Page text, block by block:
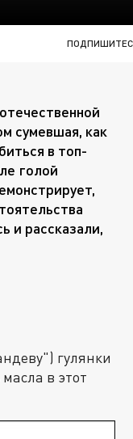
сумевшая, как
в топ-
голой
и рассказали,
гулянки
в этот